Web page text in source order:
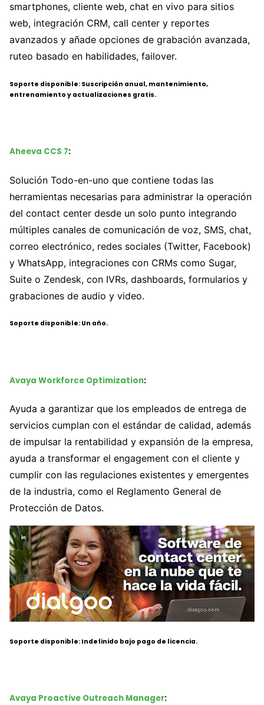
smartphones, cliente web, chat en vivo para sitios
web, integración CRM, call center y reportes
avanzados y añade opciones de grabación avanzada,
ruteo basado en habilidades, failover.
Soporte disponible: Suscripción anual, mantenimiento,
entrenamiento y actualizaciones gratis.
Aheeva CCS 7:
Solución Todo-en-uno que contiene todas las
herramientas necesarias para administrar la operación
del contact center desde un solo punto integrando
múltiples canales de comunicación de voz, SMS, chat,
correo electrónico, redes sociales (Twitter, Facebook)
y WhatsApp, integraciones con CRMs como Sugar,
Suite o Zendesk, con IVRs, dashboards, formularios y
grabaciones de audio y video.
Soporte disponible: Un año.
Avaya Workforce Optimization:
Ayuda a garantizar que los empleados de entrega de
servicios cumplan con el estándar de calidad, además
de impulsar la rentabilidad y expansión de la empresa,
ayuda a transformar el engagement con el cliente y
cumplir con las regulaciones existentes y emergentes
de la industria, como el Reglamento General de
Protección de Datos.
Soporte disponible: Indefinido bajo pago de licencia.
Avaya Proactive Outreach Manager: